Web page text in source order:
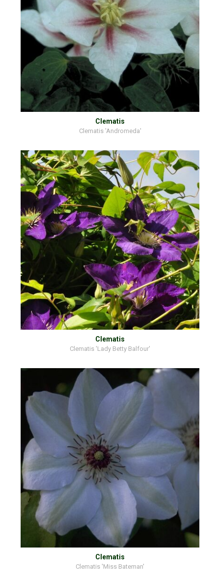
Clematis
Clematis 'Andromeda'
Clematis
Clematis 'Lady Betty Balfour'
Clematis
Clematis 'Miss Bateman'